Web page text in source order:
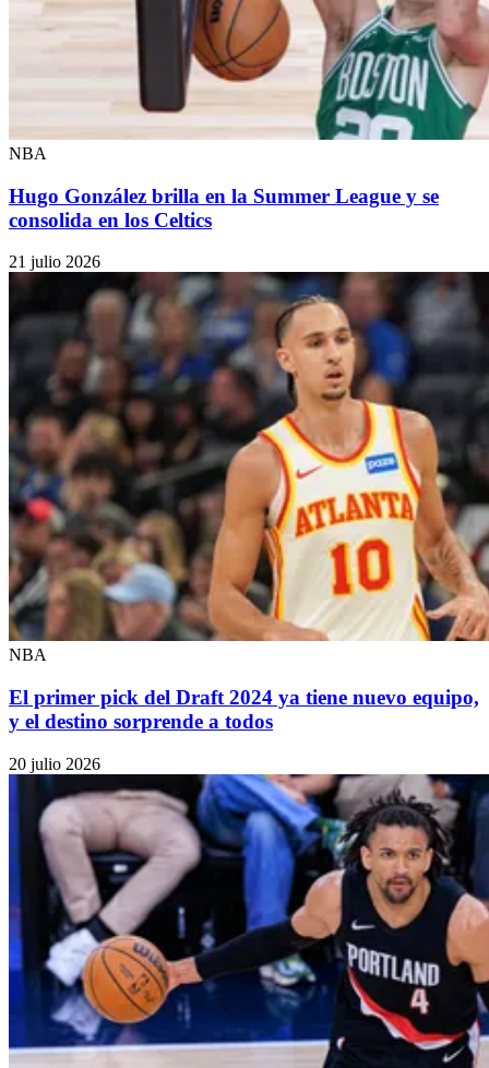
NBA
Hugo González brilla en la Summer League y se
consolida en los Celtics
21 julio 2026
NBA
El primer pick del Draft 2024 ya tiene nuevo equipo,
y el destino sorprende a todos
20 julio 2026